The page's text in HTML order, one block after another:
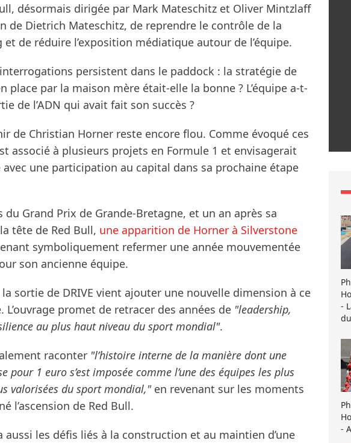
désormais dirigée par Mark Mateschitz et Oliver Mintzlaff
de Dietrich Mateschitz, de reprendre le contrôle de la
de réduire l’exposition médiatique autour de l’équipe.
persistent dans le paddock : la stratégie de
place par la maison mère était-elle la bonne ? L’équipe a-t-
de l’ADN qui avait fait son succès ?
de Christian Horner reste encore flou. Comme évoqué ces
associé à plusieurs projets en Formule 1 et envisagerait
une participation au capital dans sa prochaine étape
du Grand Prix de Grande-Bretagne, et un an après sa
tête de Red Bull, une apparition de Horner à Silverstone
symboliquement refermer une année mouvementée
son ancienne équipe.
sortie de DRIVE vient ajouter une nouvelle dimension à ce
promet de retracer des années de "leadership,
au plus haut niveau du sport mondial".
raconter "l’histoire interne de la manière dont une
pour 1 euro s’est imposée comme l’une des équipes les plus
valorisées du sport mondial,"en revenant sur les moments
l’ascension de Red Bull.
aussi les défis liés à la construction et au maintien d’une
-
-